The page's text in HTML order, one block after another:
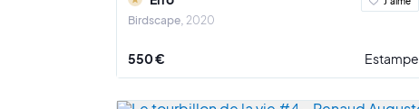
Birdscape 2020
550 € Estampe